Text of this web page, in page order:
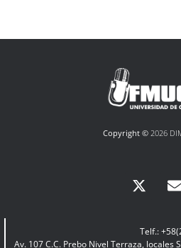
Copyright © 2026
Telf.:
Av. 107 C.C. Prebo Nivel Terraza, locales